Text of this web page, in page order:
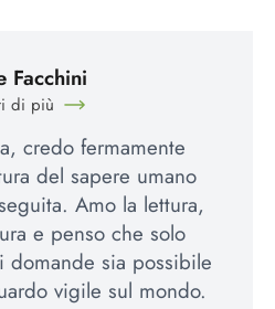
Facchini
di più
credo fermamente
del sapere umano
Amo la lettura,
e penso che solo
domande sia possibile
vigile sul mondo.